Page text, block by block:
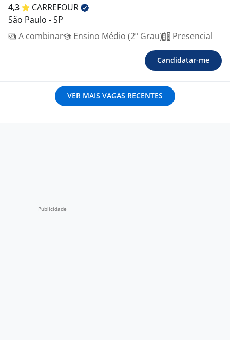
4,3
CARREFOUR
São Paulo - SP
A combinar
Ensino Médio (2º Grau) Presencial
Candidatar-me
VER MAIS VAGAS RECENTES